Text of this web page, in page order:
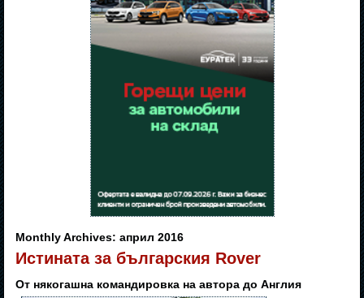
Monthly Archives:април 2016
Истината за българския Rover
От някогашна командировка на автора до Англия